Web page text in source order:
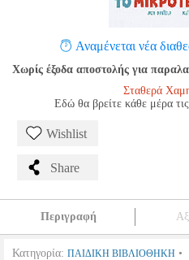
Αναμένεται νέα
Χωρίς έξοδα αποστολής για
Σταθερά
Εδώ θα βρείτε κάθε μέρα τις
Wishlist
Share
Περιγραφή
Κατηγορία: ΠΑΙΔΙΚΗ ΒΙΒΛΙΟΘΗΚΗ •